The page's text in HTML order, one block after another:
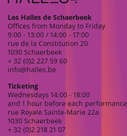
Les Halles de Schaerbeek
Offices from Monday to Friday
9:00 - 13:00 / 14:00 - 17:00
rue de la Constitution 20
1030 Schaerbeek
+ 32 (0)2 227 59 60
info@halles.be
Ticketing
Wednesdays 14:00 - 18:00
and 1 hour before each performance
rue Royale Sainte-Marie 22a
1030 Schaerbeek
+ 32 (0)2 218 21 07